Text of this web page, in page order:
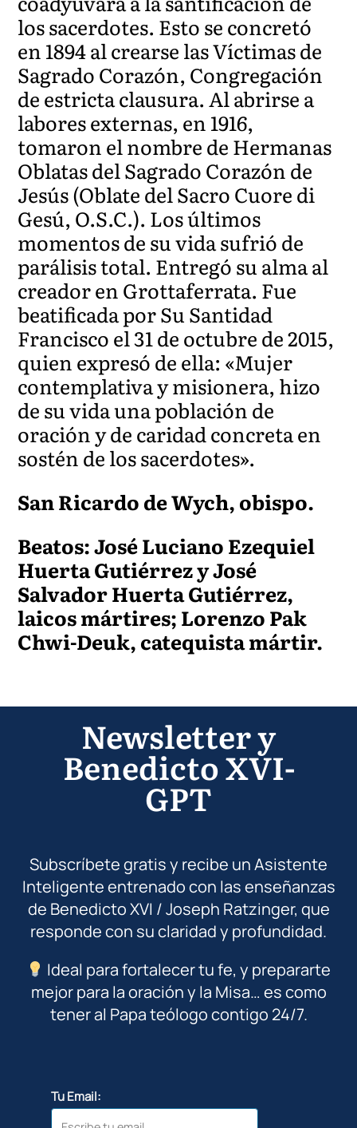
los sacerdotes. Esto se concretó
en 1894 al crearse las Víctimas de
Sagrado Corazón, Congregación
de estricta clausura. Al abrirse a
labores externas, en 1916,
tomaron el nombre de Hermanas
Oblatas del Sagrado Corazón de
Jesús (Oblate del Sacro Cuore di
Gesú, O.S.C.). Los últimos
momentos de su vida sufrió de
parálisis total. Entregó su alma al
creador en Grottaferrata. Fue
beatificada por Su Santidad
Francisco el 31 de octubre de 2015,
quien expresó de ella: «Mujer
contemplativa y misionera, hizo
de su vida una población de
oración y de caridad concreta en
sostén de los sacerdotes».
San Ricardo de Wych, obispo.
Beatos: José Luciano Ezequiel
Huerta Gutiérrez y José
Salvador Huerta Gutiérrez,
laicos mártires; Lorenzo Pak
Chwi-Deuk, catequista mártir.
Newsletter y
Benedicto XVI-
GPT
Subscríbete gratis y recibe un Asistente
Inteligente entrenado con las enseñanzas
de Benedicto XVI / Joseph Ratzinger, que
responde con su claridad y profundidad.
Ideal para fortalecer tu fe, y prepararte
mejor para la oración y la Misa… es como
tener al Papa teólogo contigo 24/7.
Tu Email: